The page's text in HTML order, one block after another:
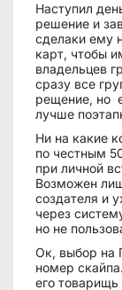
Наступил
решение и
сделаки ему
карт, чтобы
владельцев
сразу все
рещение, но
лучше
Ни на какие
по честным
при личной
Возможен
создателя и
через
но не
Ок, выбор на
номер
его товарищь